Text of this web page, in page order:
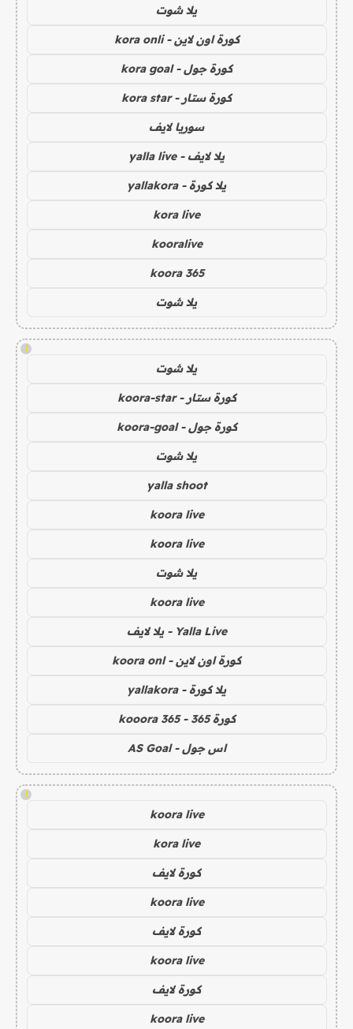
يلا شوت
كورة اون لاين - kora onli
كورة جول - kora goal
كورة ستار - kora star
سوريا لايف
يلا لايف - yalla live
يلا كورة - yallakora
kora live
kooralive
koora 365
يلا شوت
!
يلا شوت
كورة ستار - koora-star
كورة جول - koora-goal
يلا شوت
yalla shoot
koora live
koora live
يلا شوت
koora live
Yalla Live - يلا لايف
كورة اون لاين - koora onl
يلا كورة - yallakora
كورة 365 - kooora 365
اس جول - AS Goal
!
koora live
kora live
كورة لايف
koora live
كورة لايف
koora live
كورة لايف
koora live